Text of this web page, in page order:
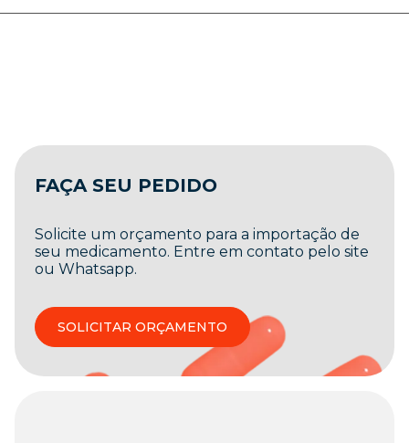
FAÇA SEU PEDIDO
Solicite um orçamento para a importação de
seu medicamento. Entre em contato pelo site
ou Whatsapp.
SOLICITAR ORÇAMENTO